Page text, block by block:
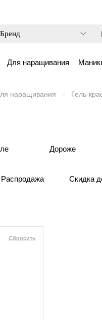
Для наращивания
наращивания Гель-
Дороже
Распродажа Скидка
Cбросить